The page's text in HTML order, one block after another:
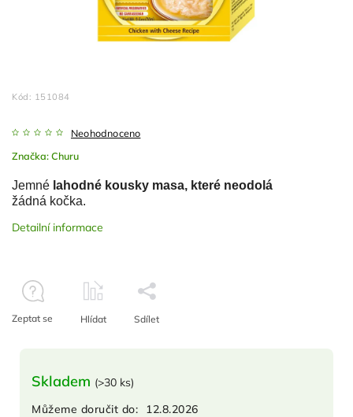
Kód: 151084
Neohodnoceno
Značka:Churu
Skladem (>30 ks)
Můžeme doručit do:
12.8.2026
Jemné lahodné kousky masa, které neodolá
žádná kočka.
Detailní informace
Zeptat se Hlídat Sdílet